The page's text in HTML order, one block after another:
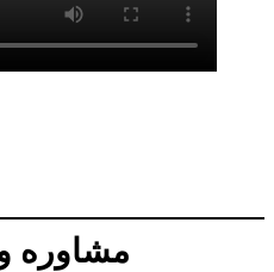
مشاوره